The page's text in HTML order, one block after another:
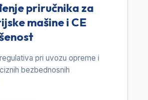
priručnika za
mašine i CE
pri uvozu opreme i
bezbednosnih